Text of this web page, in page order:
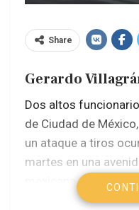
Share
Gerardo
Dos altos
de Ciudad de
un ataque a tiros
martes en una
mexicana. Brugada
«agresión directa»